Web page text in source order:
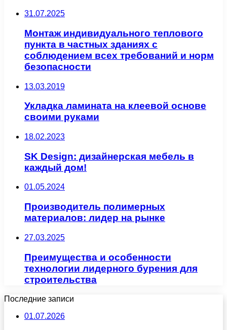
31.07.2025
Монтаж индивидуального теплового
пункта в частных зданиях с
соблюдением всех требований и норм
безопасности
13.03.2019
Укладка ламината на клеевой основе
своими руками
18.02.2023
SK Design: дизайнерская мебель в
каждый дом!
01.05.2024
Производитель полимерных
материалов: лидер на рынке
27.03.2025
Преимущества и особенности
технологии лидерного бурения для
строительства
Последние записи
01.07.2026